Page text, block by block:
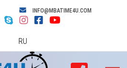
INFO@MBATIME4U.COM
RU